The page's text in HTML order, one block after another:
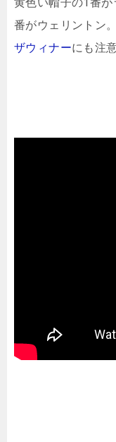
番がウェリントン
ザウィナーにも注意